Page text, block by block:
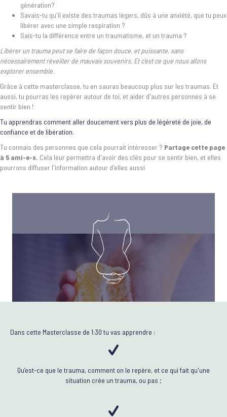
génération?
Savais-tu qu'il existe des traumas légers, dûs à une anxiété, que tu peux
libérer avec une simple respiration ?
Sais-tu la différence entre un traumatisme, et un trauma ?
Libérer un trauma peut se faire de façon douce, et puissante, sans
nécessairement réveiller de mauvais souvenirs. Et c'est ce que nous allons
explorer ensemble.
Grâce à cette masterclasse, tu en sauras beaucoup plus sur les traumas. Et
aussi, tu pourras les repérer autour de toi, et aider d'autres personnes à se
sentir bien !
Tu apprendras comment aller doucement vers plus de légèreté de joie, de
confiance et de libération.
Tu connais des personnes que cela pourrait intéresser ? Partage cette page
à 5 ami-e-s. Cela leur permettra d'avoir des clés pour se sentir bien, et elles
pourrons diffuser l'information autour d'elles aussi
Dans cette Masterclasse de 1:30 tu vas apprendre :
Qu’est-ce que le trauma, comment on le repère, et ce qui fait qu'une
situation crée un trauma, ou pas ;